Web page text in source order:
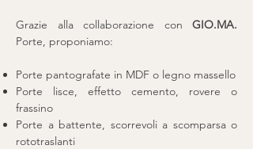
Grazie alla collaborazione con GIO.MA.
Porte, proponiamo:
Porte pantografate in MDF o legno massello
Porte lisce, effetto cemento, rovere o
frassino
Porte a battente, scorrevoli a scomparsa o
rototraslanti